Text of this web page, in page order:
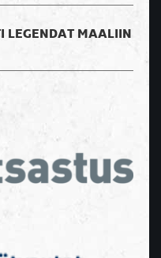
LEGENDAT MAALIIN